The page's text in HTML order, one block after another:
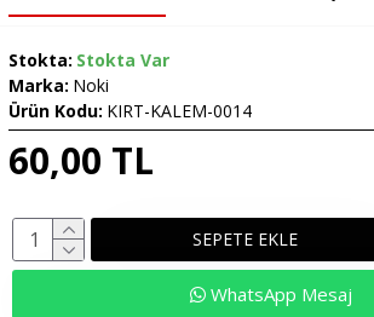
60,00 TL
Stokta: Stokta Var
Marka: Noki
Ürün Kodu: KIRT-KALEM-0014
SEPETE EKLE
WhatsApp Mesaj